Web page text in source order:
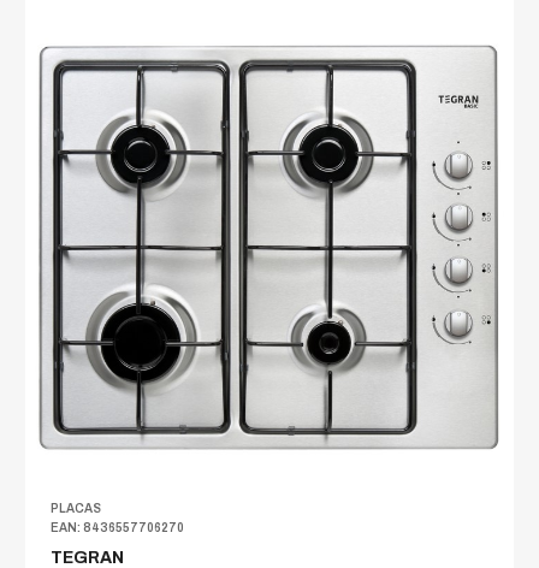
PLACAS
EAN: 8436557706270
TEGRAN